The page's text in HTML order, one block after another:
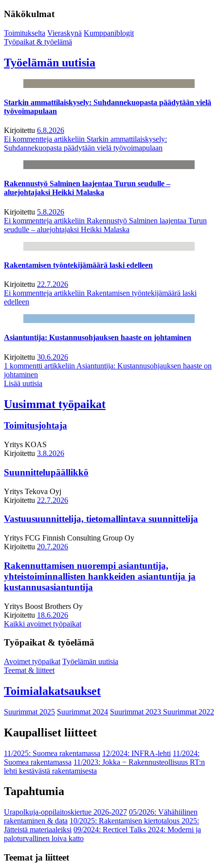
Näkökulmat
Toimitukselta Vieraskynä Kumppaniblogit
Työpaikat & työelämä
Työelämän uutisia
Starkin ammattilaiskysely: Suhdannekuopasta päädytään vielä
työvoimapulaan
Kirjoitettu 6.8.2026
Ei kommentteja artikkeliin Starkin ammattilaiskysely:
Suhdannekuopasta päädytään vielä työvoimapulaan
Rakennustyö Salminen laajentaa Turun seudulle –
aluejohtajaksi Heikki Malaska
Kirjoitettu 5.8.2026
Ei kommentteja artikkeliin Rakennustyö Salminen laajentaa Turun
seudulle – aluejohtajaksi Heikki Malaska
Rakentamisen työntekijämäärä laski edelleen
Kirjoitettu 22.7.2026
Ei kommentteja artikkeliin Rakentamisen työntekijämäärä laski
edelleen
Asiantuntija: Kustannusohjauksen haaste on johtaminen
Kirjoitettu 30.6.2026
1 kommentti artikkeliin Asiantuntija: Kustannusohjauksen haaste on
johtaminen
Lisää uutisia
Uusimmat työpaikat
Toimitusjohtaja
Yritys KOAS
Kirjoitettu 3.8.2026
Suunnittelupäällikkö
Yritys Tekova Oyj
Kirjoitettu 22.7.2026
Vastuusuunnittelija, tietomallintava suunnittelija
Yritys FCG Finnish Consulting Group Oy
Kirjoitettu 20.7.2026
Rakennuttamisen nuorempi asiantuntija,
yhteistoiminnallisten hankkeiden asiantuntija ja
kustannusasiantuntija
Yritys Boost Brothers Oy
Kirjoitettu 18.6.2026
Kaikki avoimet työpaikat
Työpaikat & työelämä
Avoimet työpaikat Työelämän uutisia
Teemat & liitteet
Toimialakatsaukset
Suurimmat 2025 Suurimmat 2024 Suurimmat 2023 Suurimmat 2022
Kaupalliset liitteet
11/2025: Suomea rakentamassa 12/2024: INFRA-lehti 11/2024:
Suomea rakentamassa 11/2023: Jokka − Rakennusteollisuus RT:n
lehti kestävästä rakentamisesta
Tapahtumia
Urapolkuja-oppilaitoskiertue 2026-2027 05/2026: Vähähiilinen
rakentaminen & data 10/2025: Rakentamisen kiertotalous 2025:
Jätteistä materiaaleiksi 09/2024: Recticel Talks 2024: Moderni ja
paloturvallinen loiva katto
Teemat ja liitteet